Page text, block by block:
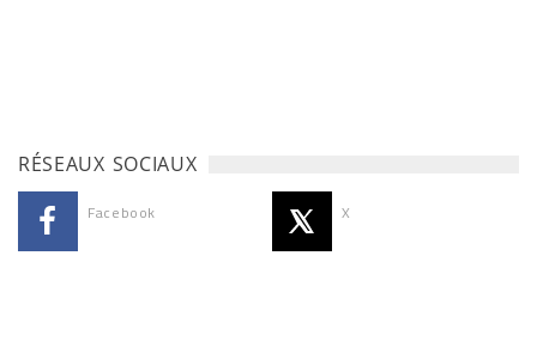
RÉSEAUX SOCIAUX
Facebook X